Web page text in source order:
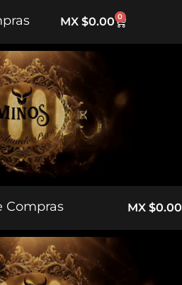
SIN PREMIO
20% DESCUENTO
SIN PREMIO
MX $0.00 0
Compras MX $0.00